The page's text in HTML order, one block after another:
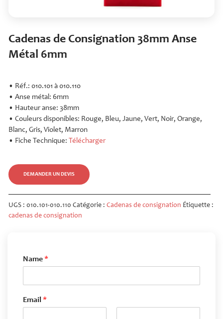
Cadenas de Consignation 38mm Anse
Métal 6mm
• Réf.: 010.101 à 010.110
• Anse métal: 6mm
• Hauteur anse: 38mm
• Couleurs disponibles: Rouge, Bleu, Jaune, Vert, Noir, Orange,
Blanc, Gris, Violet, Marron
• Fiche Technique: Télécharger
DEMANDER UN DEVIS
UGS : 010.101-010.110 Catégorie : Cadenas de consignation Étiquette :
cadenas de consignation
Name*
Email *